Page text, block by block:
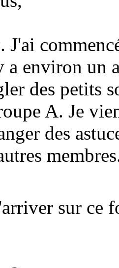
J'ai
a environ un
des petits
A. Je
des
sur ce